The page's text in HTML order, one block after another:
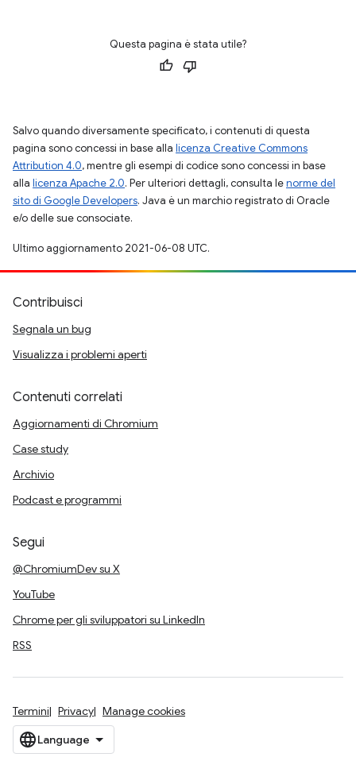
Questa pagina è stata utile?
Salvo quando diversamente specificato, i contenuti di questa
pagina sono concessi in base alla licenza Creative Commons
Attribution 4.0, mentre gli esempi di codice sono concessi in base
alla licenza Apache 2.0. Per ulteriori dettagli, consulta lenorme del
sito di Google Developers. Java è un marchio registrato di Oracle
e/o delle sue consociate.
Ultimo aggiornamento 2021-06-08 UTC.
Contribuisci
Segnala un bug
Visualizza i problemi aperti
Contenuti correlati
Aggiornamenti di Chromium
Case study
Archivio
Podcast e programmi
Segui
@ChromiumDev su X
YouTube
Chrome per gli sviluppatori su LinkedIn
RSS
Termini Privacy Manage cookies